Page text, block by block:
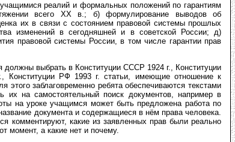
реалий и формальных положений по гарантиям
всего ХХ в.; б) формулирование выводов об
их в связи с состоянием правовой системы прошлых
изменений в сегодняшней и в советской России; д)
правовой системы России, в том числе гарантии прав
должны выбрать в Конституции СССР 1924 г., Конституции
Конституции РФ 1993 г. статьи, имеющие отношение к
этого заблаговременно ребята обеспечиваются текстами
их на самостоятельный поиск документов, например в
на уроке учащимся может быть предложена работа по
документа и содержащиеся в нём права человека.
комментируют, какие из заявленных прав были реально
момент, а какие нет и почему.